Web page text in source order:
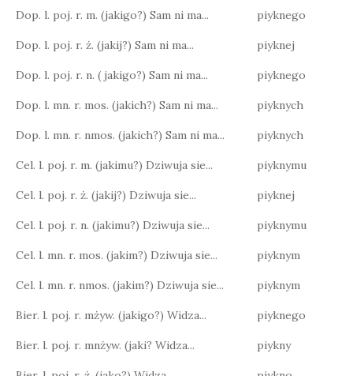
Dop. l. poj. r. m. (jakigo?) Sam ni ma... piyknego
Dop. l. poj. r. ż. (jakij?) Sam ni ma... piyknej
Dop. l. poj. r. n. ( jakigo?) Sam ni ma... piyknego
Dop. l. mn. r. mos. (jakich?) Sam ni ma... piyknych
Dop. l. mn. r. nmos. (jakich?) Sam ni ma... piyknych
Cel. l. poj. r. m. (jakimu?) Dziwuja sie... piyknymu
Cel. l. poj. r. ż. (jakij?) Dziwuja sie... piyknej
Cel. l. poj. r. n. (jakimu?) Dziwuja sie... piyknymu
Cel. l. mn. r. mos. (jakim?) Dziwuja sie... piyknym
Cel. l. mn. r. nmos. (jakim?) Dziwuja sie... piyknym
Bier. l. poj. r. mżyw. (jakigo?) Widza... piyknego
Bier. l. poj. r. mnżyw. (jaki? Widza... piykny